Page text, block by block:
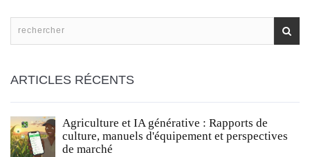
ARTICLES RÉCENTS
Agriculture et IA générative : Rapports de
culture, manuels d'équipement et perspectives
de marché